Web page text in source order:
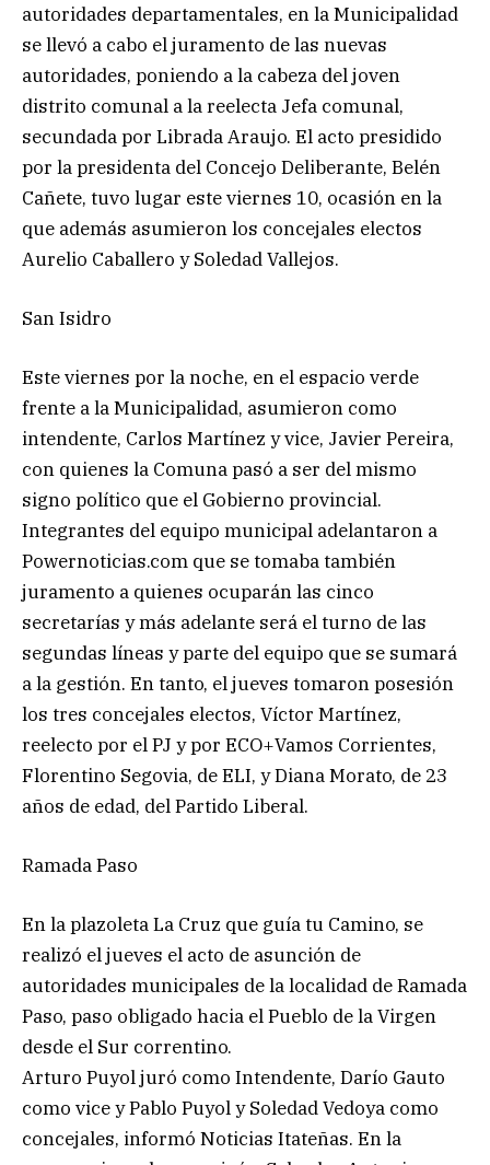
autoridades departamentales, en la Municipalidad
se llevó a cabo el juramento de las nuevas
autoridades, poniendo a la cabeza del joven
distrito comunal a la reelecta Jefa comunal,
secundada por Librada Araujo. El acto presidido
por la presidenta del Concejo Deliberante, Belén
Cañete, tuvo lugar este viernes 10, ocasión en la
que además asumieron los concejales electos
Aurelio Caballero y Soledad Vallejos.
San Isidro
Este viernes por la noche, en el espacio verde
frente a la Municipalidad, asumieron como
intendente, Carlos Martínez y vice, Javier Pereira,
con quienes la Comuna pasó a ser del mismo
signo político que el Gobierno provincial.
Integrantes del equipo municipal adelantaron a
Powernoticias.com que se tomaba también
juramento a quienes ocuparán las cinco
secretarías y más adelante será el turno de las
segundas líneas y parte del equipo que se sumará
a la gestión. En tanto, el jueves tomaron posesión
los tres concejales electos, Víctor Martínez,
reelecto por el PJ y por ECO+Vamos Corrientes,
Florentino Segovia, de ELI, y Diana Morato, de 23
años de edad, del Partido Liberal.
Ramada Paso
En la plazoleta La Cruz que guía tu Camino, se
realizó el jueves el acto de asunción de
autoridades municipales de la localidad de Ramada
Paso, paso obligado hacia el Pueblo de la Virgen
desde el Sur correntino.
Arturo Puyol juró como Intendente, Darío Gauto
como vice y Pablo Puyol y Soledad Vedoya como
concejales, informó Noticias Itateñas. En la